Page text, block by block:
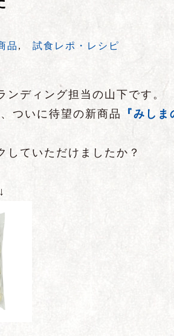
品 , 試食レポ・レシピ
ンディング担当の山下です。
ついに待望の新商品
『みし
していただけましたか？